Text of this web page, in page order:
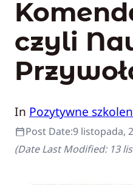
czyli
In Pozytywne
Post Date:9 listopada,
(Date Last Modified: 13